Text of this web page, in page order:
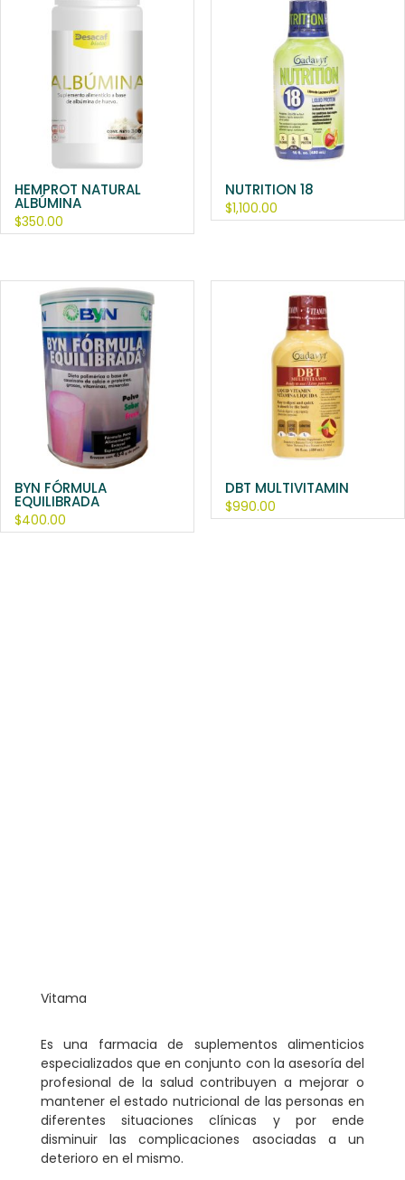
HEMPROT NATURAL
ALBÚMINA
$350.00
NUTRITION 18
$1,100.00
BYN FÓRMULA
EQUILIBRADA
$400.00
DBT MULTIVITAMIN
$990.00
Vitama
Es una farmacia de suplementos alimenticios
especializados que en conjunto con la asesoría del
profesional de la salud contribuyen a mejorar o
mantener el estado nutricional de las personas en
diferentes situaciones clínicas y por ende
disminuir las complicaciones asociadas a un
deterioro en el mismo.